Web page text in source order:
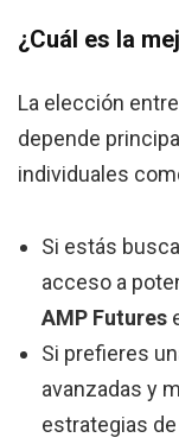
¿Cuál es la
La elección
depende
individuales
Si estás
acceso a
AMP Futures
Si prefieres
avanzadas y
estrategias